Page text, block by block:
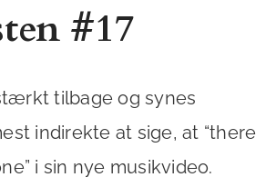
#17
tilbage og synes
indirekte at sige, at “there
i sin nye musikvideo.